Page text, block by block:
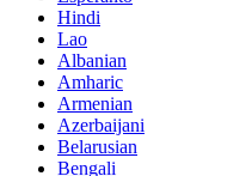
Hindi
Lao
Albanian
Amharic
Armenian
Azerbaijani
Belarusian
Bengali